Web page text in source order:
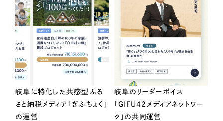
岐阜に特化した共感型ふる
さと納税メディア「ぎふちょく」
の運営
岐阜のリーダーボイス
「GIFU42メディアネットワー
ク」の共同運営